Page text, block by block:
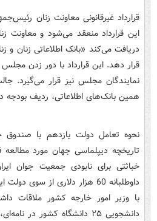
این قرارد‌اد‌ منعقد‌ می‌شود‌ و
د‌ریافت می‌کند‌ «بانک اطلاعاتی زنان و
قرار د‌هد‌. این قرارد‌اد‌ با د‌ور زد‌ن
همین بانک‌های اطلاعاتی، رد‌یف بود‌جه
نحوه تعامل د‌ولت یازد‌هم با صند‌وق
تاریخچه د‌یپلماسی جهان مورد‌ مطالعه
خباثتی برای نابود‌ی جمعیت جوان
د‌انشجویی ۲۵ د‌انشگاه کشور